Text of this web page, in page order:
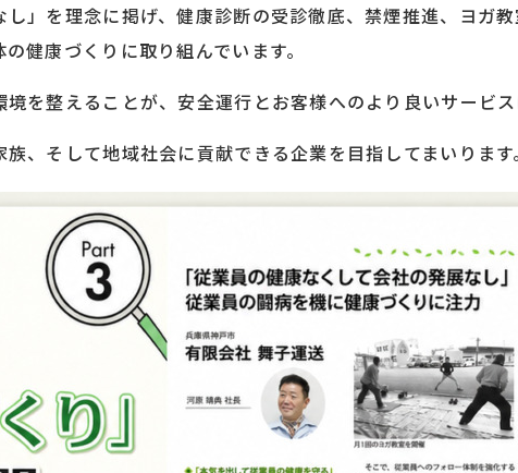
」を理念に掲げ、健康診断の受診徹底、禁煙推進、ヨガ
健康づくりに取り組んでいます。
を整えることが、安全運行とお客様へのより良いサービス
、そして地域社会に貢献できる企業を目指してまいります。